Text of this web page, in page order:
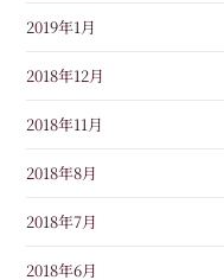
2019年1月
2018年12月
2018年11月
2018年8月
2018年7月
2018年6月